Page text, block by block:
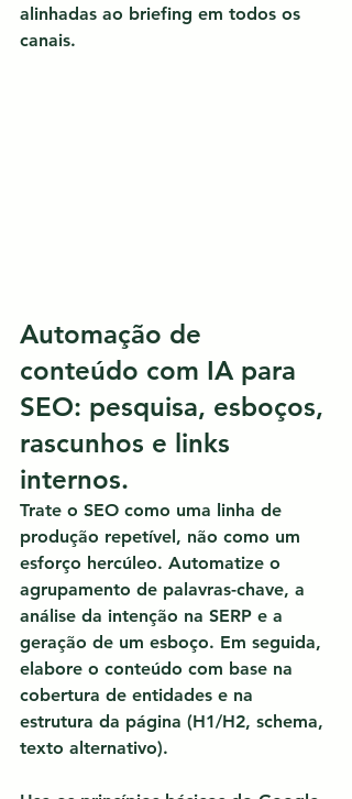
alinhadas ao briefing em todos os
canais.
Automação de
conteúdo com IA para
SEO: pesquisa, esboços,
rascunhos e links
internos.
Trate o SEO como uma linha de
produção repetível, não como um
esforço hercúleo. Automatize o
agrupamento de palavras-chave, a
análise da intenção na SERP e a
geração de um esboço. Em seguida,
elabore o conteúdo com base na
cobertura de entidades e na
estrutura da página (H1/H2, schema,
texto alternativo).